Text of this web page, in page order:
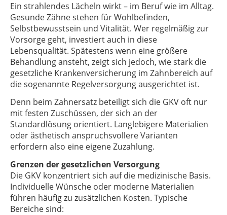
Ein strahlendes Lächeln wirkt – im Beruf wie im Alltag.
Gesunde Zähne stehen für Wohlbefinden,
Selbstbewusstsein und Vitalität. Wer regelmäßig zur
Vorsorge geht, investiert auch in diese
Lebensqualität. Spätestens wenn eine größere
Behandlung ansteht, zeigt sich jedoch, wie stark die
gesetzliche Krankenversicherung im Zahnbereich auf
die sogenannte Regelversorgung ausgerichtet ist.
Denn beim Zahnersatz beteiligt sich die GKV oft nur
mit festen Zuschüssen, der sich an der
Standardlösung orientiert. Langlebigere Materialien
oder ästhetisch anspruchsvollere Varianten
erfordern also eine eigene Zuzahlung.
Grenzen der gesetzlichen Versorgung
Die GKV konzentriert sich auf die medizinische Basis.
Individuelle Wünsche oder moderne Materialien
führen häufig zu zusätzlichen Kosten. Typische
Bereiche sind: